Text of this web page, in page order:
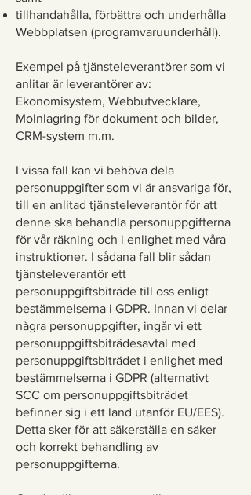
tillhandahålla, förbättra och underhålla
Webbplatsen (programvaruunderhåll).
Exempel på tjänsteleverantörer som vi
anlitar är leverantörer av:
Ekonomisystem, Webbutvecklare,
Molnlagring för dokument och bilder,
CRM-system m.m.
I vissa fall kan vi behöva dela
personuppgifter som vi är ansvariga för,
till en anlitad tjänsteleverantör för att
denne ska behandla personuppgifterna
för vår räkning och i enlighet med våra
instruktioner. I sådana fall blir sådan
tjänsteleverantör ett
personuppgiftsbiträde till oss enligt
bestämmelserna i GDPR. Innan vi delar
några personuppgifter, ingår vi ett
personuppgiftsbiträdesavtal med
personuppgiftsbiträdet i enlighet med
bestämmelserna i GDPR (alternativt
SCC om personuppgiftsbiträdet
befinner sig i ett land utanför EU/EES).
Detta sker för att säkerställa en säker
och korrekt behandling av
personuppgifterna.